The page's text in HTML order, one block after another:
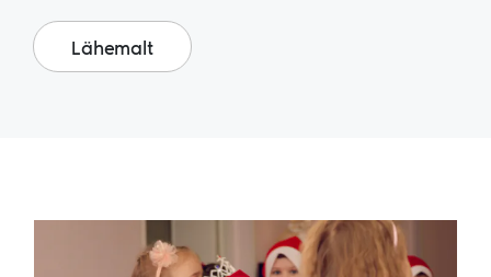
Lähemalt